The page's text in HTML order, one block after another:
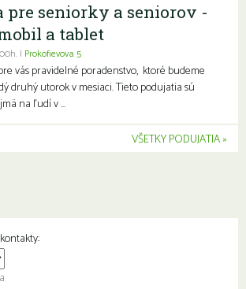
pre seniorky a seniorov -
a tablet
| Prokofievova 5
vás pravidelné poradenstvo, ktoré budeme
druhý utorok v mesiaci. Tieto podujatia sú
na ľudí v ...
VŠETKY PODUJATIA